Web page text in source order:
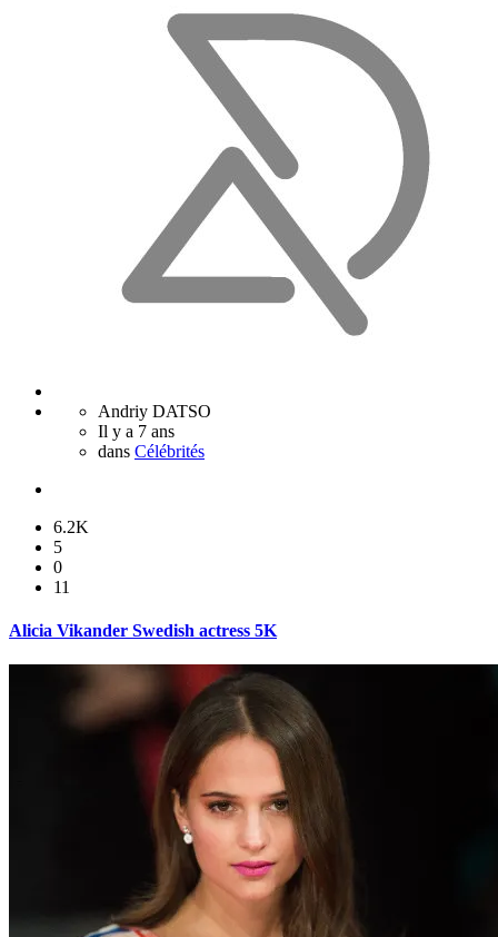
Andriy DATSO
Il y a 7 ans
dans Célébrités
6.2K
5
0
11
Alicia Vikander Swedish actress 5K